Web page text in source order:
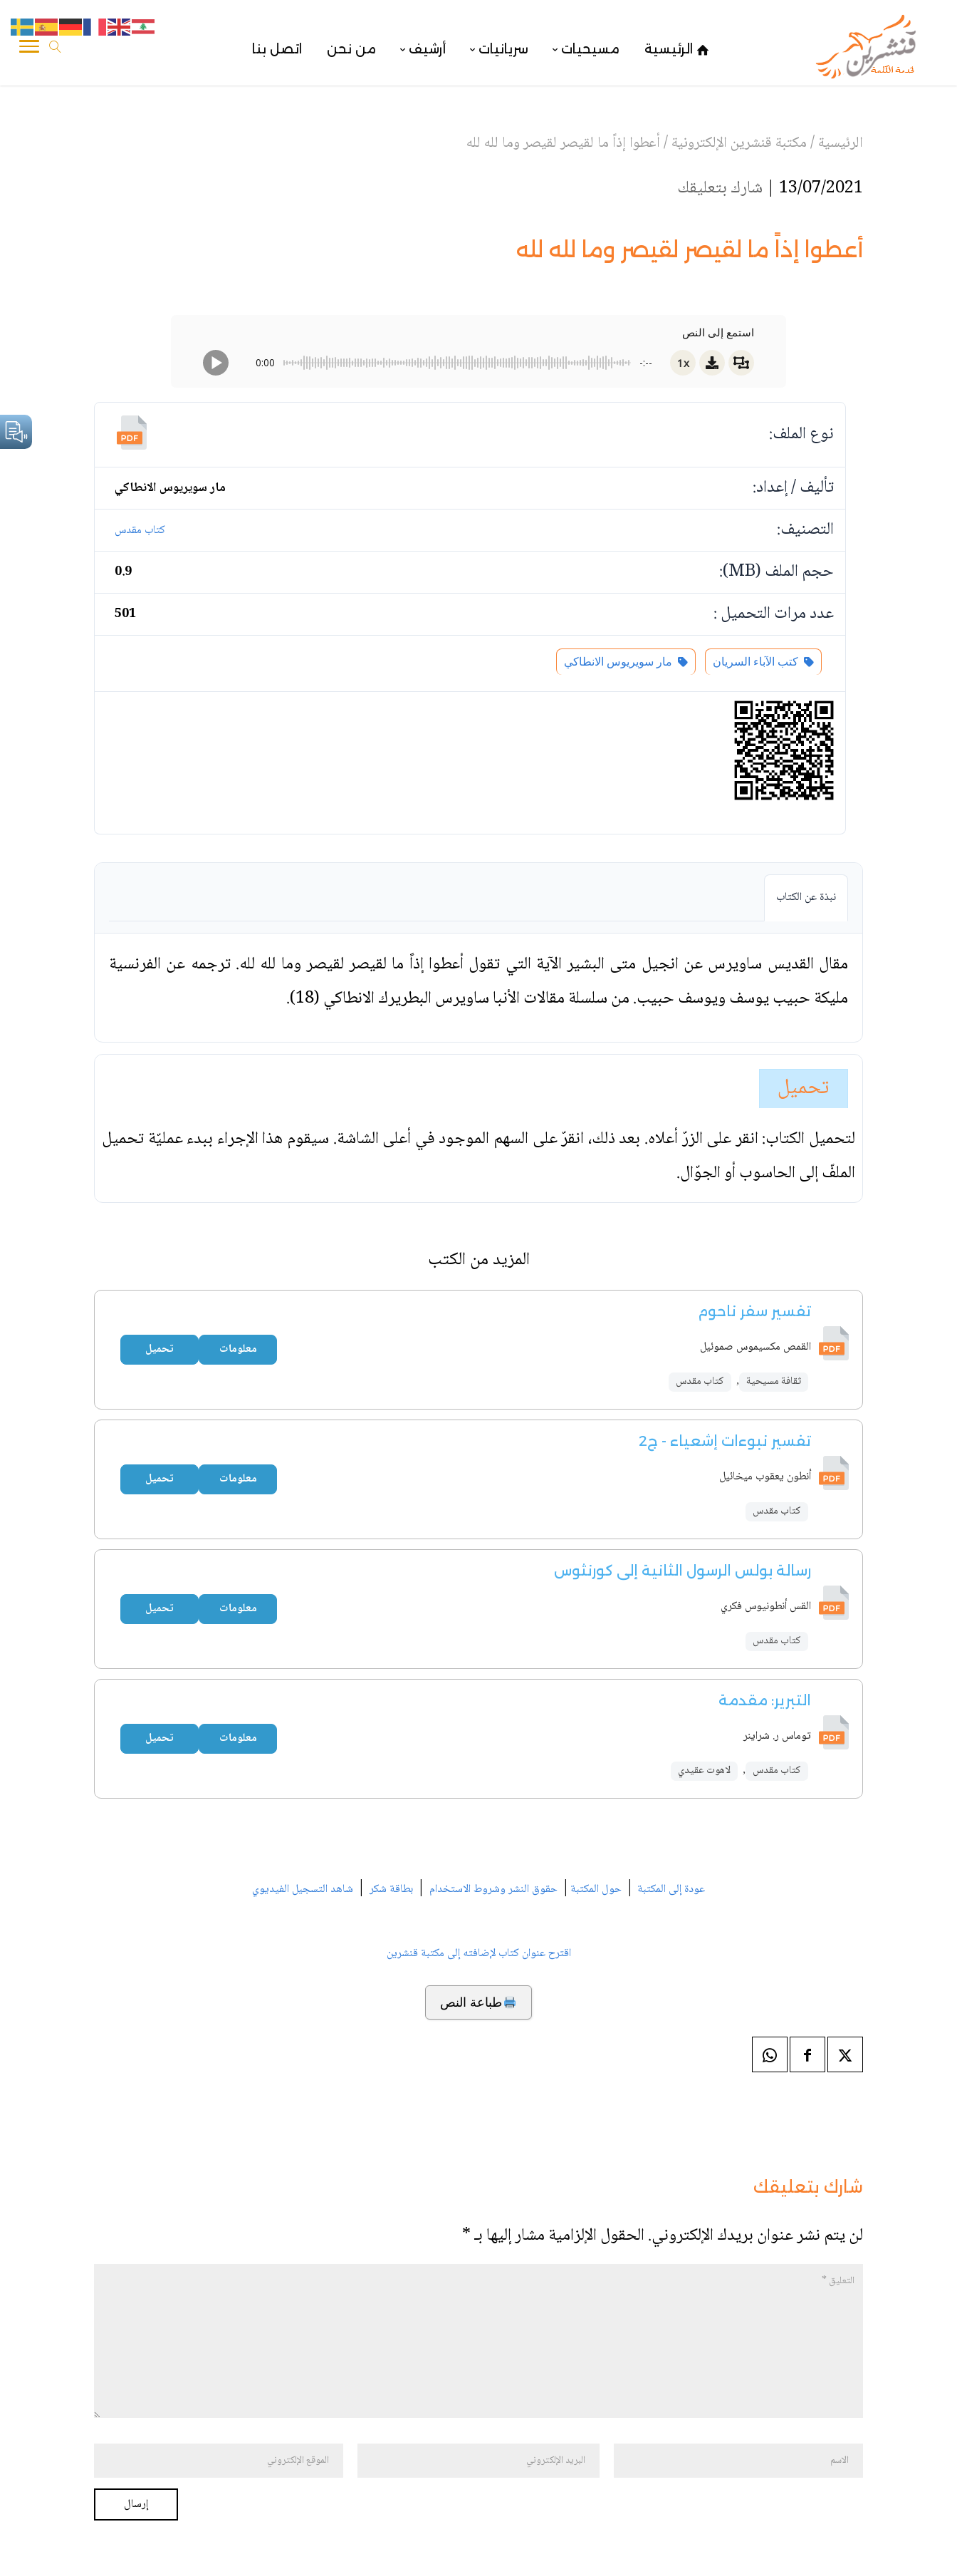
الرئيسية مسيحيات سريانيات أرشيف من نحن اتصل بنا
الرئيسية/مكتبة قنشرين الإلكترونية/أعطوا إذاً ما لقيصر لقيصر وما لله لله
13/07/2021 | شارك بتعليقك
أعطوا إذاً ما لقيصر لقيصر وما لله لله
استمع إلى النص
0:00 -:-- 1x
نوع الملف:
تأليف / إعداد:
مار سويريوس الانطاكي
التصنيف: كتاب مقدس
حجم الملف (MB): 0.9
عدد مرات التحميل : 501
كتب الآباء السريان مار سويريوس الانطاكي
نبذة عن الكتاب
مقال القديس ساويرس عن انجيل متى البشير الآية التي تقول أعطوا إذاً ما لقيصر لقيصر وما لله لله. ترجمه عن الفرنسية
مليكة حبيب يوسف ويوسف حبيب. من سلسلة مقالات الأنبا ساويرس البطريرك الانطاكي (18).
تحميل
لتحميل الكتاب: انقر على الزرّ أعلاه. بعد ذلك، انقرّ على السهم الموجود في أعلى الشاشة. سيقوم هذا الإجراء ببدء عمليّة تحميل
الملفّ إلى الحاسوب أو الجوّال.
المزيد من الكتب
تفسير سفر ناحوم
القمص مكسيموس صموئيل
ثقافة مسيحية , كتاب مقدس
معلومات تحميل
تفسير نبوءات إشعياء - ج2
أنطون يعقوب ميخائيل
كتاب مقدس
معلومات تحميل
رسالة بولس الرسول الثانية إلى كورنثوس
القس أنطونيوس فكري
كتاب مقدس
معلومات تحميل
التبرير: مقدمة
توماس ر. شراينر
كتاب مقدس , لاهوت عقيدي
معلومات تحميل
عودة إلى المكتبة | حول المكتبة | حقوق النشر وشروط الاستخدام | بطاقة شكر| شاهد التسجيل الفيديوي
اقترح عنوان كتاب لإضافته إلى مكتبة قنشرين
طباعة النص
شارك بتعليقك
لن يتم نشر عنوان بريدك الإلكتروني.الحقول الإلزامية مشار إليها بـ*